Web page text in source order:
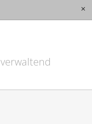
[x]
verwaltend